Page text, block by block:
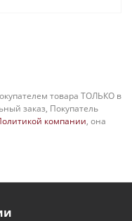
товара ТОЛЬКО в
заказ, Покупатель
компании, она